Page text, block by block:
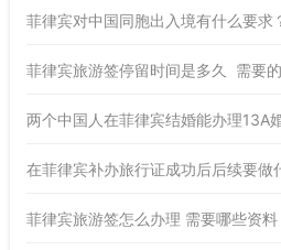
菲律宾对中国同胞出入境有什么要求
菲律宾旅游签停留时间是多久 需要
两个中国人在菲律宾结婚能办理13A
菲律宾旅游签怎么办理 需要哪些资料